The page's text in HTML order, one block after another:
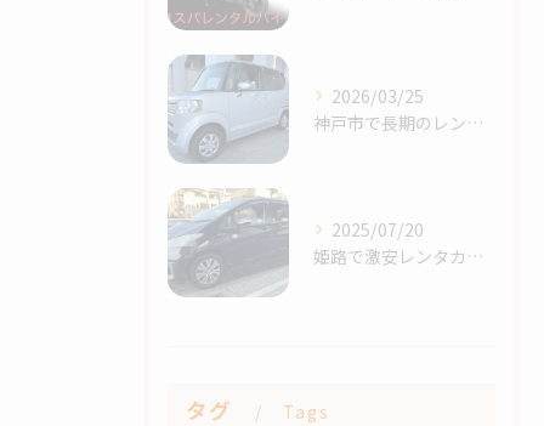
2026/03/25
神戸市で長期のレンタカーをお探しの方へ！
2025/07/20
姫路で激安レンタカーお探しの方へ
タグ Tags